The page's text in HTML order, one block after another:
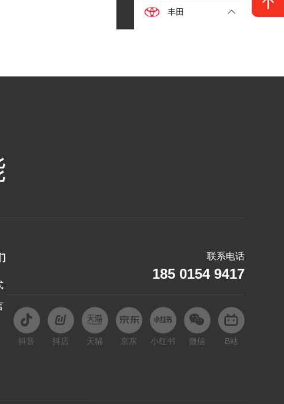
丰田
雷克萨斯
领克
路虎
联系电话
185 0154 9417
抖音 抖店 天猫 京东 小红书 微信 B站